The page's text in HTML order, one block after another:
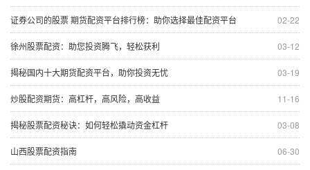
02-22
证券公司的股票 期货配资平台排行榜：助你选择最佳配资平台
03-12
徐州股票配资：助您投资腾飞，轻松获利
03-19
揭秘国内十大期货配资平台，助你投资无忧
11-16
炒股配资期货：高杠杆，高风险，高收益
03-08
揭秘股票配资秘诀：如何轻松撬动资金杠杆
06-30
山西股票配资指南